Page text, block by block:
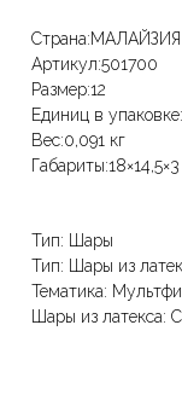
Страна:МАЛАЙЗИЯ
Артикул:501700
Размер:12
Единиц в
Вес:0,091 кг
Тип: Шары
Тип: Шары из
Тематика:
Шары из латекса: